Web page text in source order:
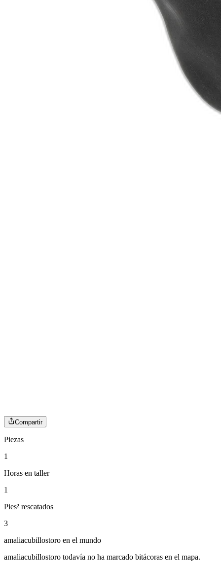
Compartir
Piezas
1
Horas en taller
1
Pies² rescatados
3
amaliacubillostoro en el mundo
amaliacubillostoro todavía no ha marcado bitácoras en el mapa.